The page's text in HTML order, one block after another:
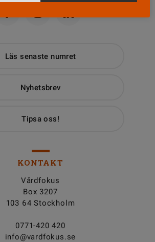
Läs senaste numret
Nyhetsbrev
Tipsa oss!
KONTAKT
Vårdfokus
Box 3207
103 64 Stockholm
0771-420 420
info@vardfokus.se